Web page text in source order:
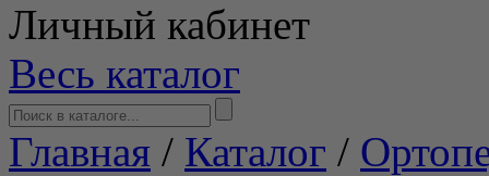
Личный кабинет
Весь каталог
Главная / Каталог /